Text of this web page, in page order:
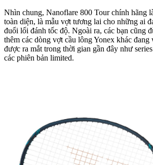
Nhìn chung, Nanoflare 800 Tour chính hãng
toàn diện, là mẫu vợt tương lai cho những ai
đuổi lối đánh tốc độ. Ngoài ra, các bạn cũng
thêm các dòng vợt cầu lông Yonex khác
được ra mắt trong thời gian gần đây như
các phiên bản limited.